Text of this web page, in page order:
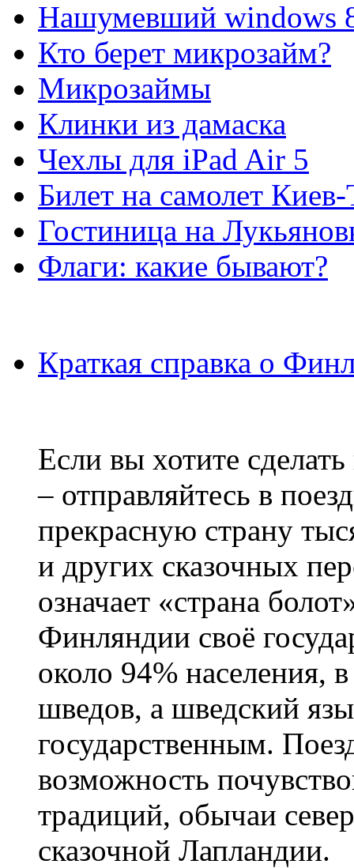
Нашумевший windows
Кто берет микрозайм?
Микрозаймы
Клинки из дамаска
Чехлы для iPad Air 5
Билет на самолет
Гостиница на
Флаги: какие бывают?
Краткая справка о
Если вы хотите
– отправляйтесь в
прекрасную страну
и других сказочных
означает «страна
Финляндии своё
около 94% населения,
шведов, а шведский
государственным.
возможность
традиций, обычаи
сказочной Лапландии.